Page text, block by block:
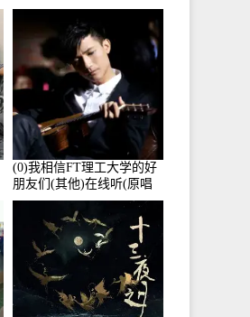
暂离]演唱点播:27678次
(0)我相信FT理工大学的好
朋友们(其他)在线听(原唱
是杨培安)，老乔演唱点
播:23714次